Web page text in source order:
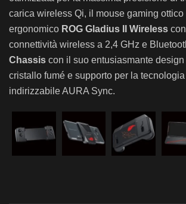
carica wireless Qi, il mouse gaming ottico
ergonomico ROG Gladius II Wireless
connettività wireless a 2,4 GHz e
Chassis con il suo entusiasmante
cristallo fumé e supporto per la
indirizzabile AURA Sync.